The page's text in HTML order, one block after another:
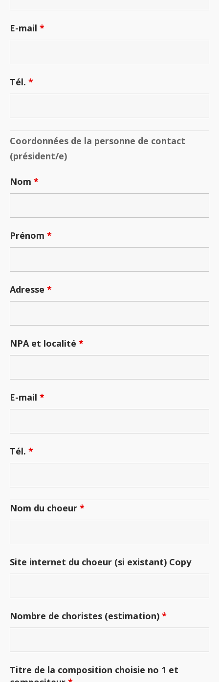
E-mail *
Tél. *
Coordonnées de la personne de contact
(président/e)
Nom *
Prénom *
Adresse *
NPA et localité *
E-mail *
Tél. *
Nom du choeur *
Site internet du choeur (si existant) Copy
Nombre de choristes (estimation) *
Titre de la composition choisie no 1 et